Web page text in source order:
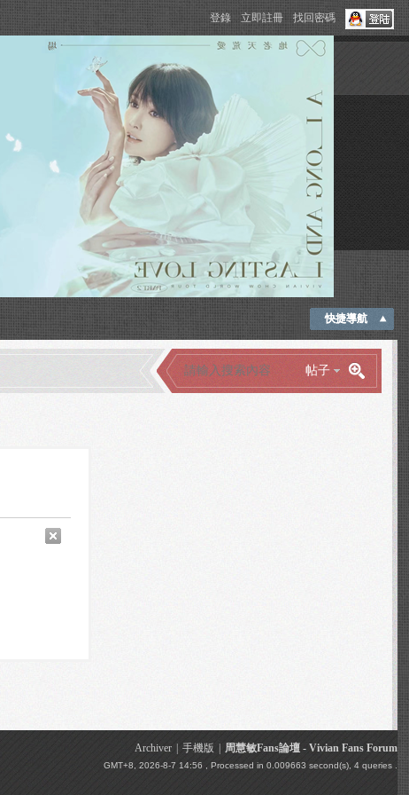
登錄 立即註冊 找回密碼
快捷導航
帖子
Archiver 手機版 周慧敏Fans論壇 - Vivian Fans Forum
GMT+8, 2026-8-7 14:56 , Processed in 0.009663 second(s), 4 queries .